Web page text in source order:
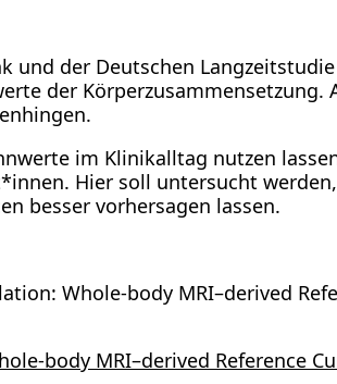
und der Deutschen
der
im Klinikalltag nutzen
Hier soll untersucht
besser vorhersagen lassen.
Whole-body MRI–derived
body MRI–derived Reference